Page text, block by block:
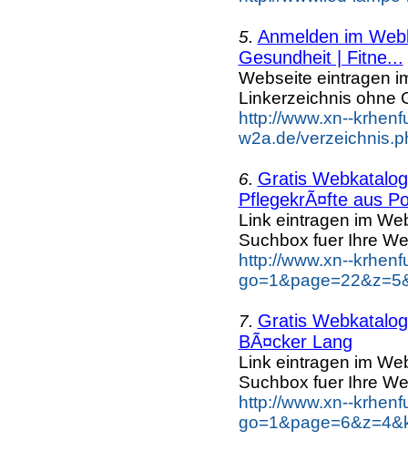
5. Anmelden im
Gesundheit | Fitne...
Webseite eintragen
Linkerzeichnis ohne
http://www.xn--
w2a.de/
6. Gratis
PflegekrÃ¤fte aus
Link eintragen im
Suchbox fuer Ihre
http://www.xn--
7. Gratis
BÃ¤cker Lang
Link eintragen im
Suchbox fuer Ihre
http://www.xn--